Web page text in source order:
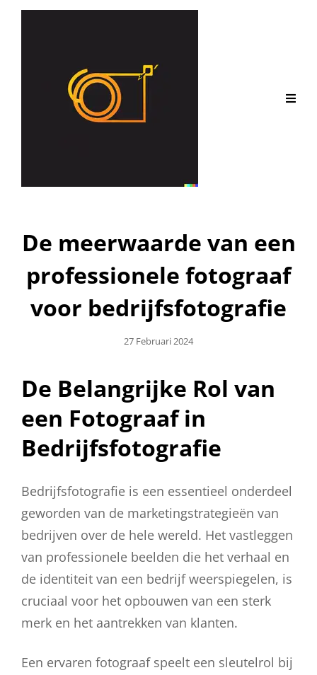
De meerwaarde van een
professionele fotograaf
voor bedrijfsfotografie
Geplaatst
27 Februari 2024
De Belangrijke Rol van
een Fotograaf in
Bedrijfsfotografie
Bedrijfsfotografie is een essentieel onderdeel
geworden van de marketingstrategieën van
bedrijven over de hele wereld. Het vastleggen
van professionele beelden die het verhaal en
de identiteit van een bedrijf weerspiegelen, is
cruciaal voor het opbouwen van een sterk
merk en het aantrekken van klanten.
Een ervaren fotograaf speelt een sleutelrol bij